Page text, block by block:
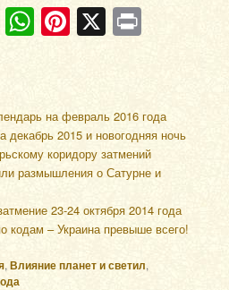
ViberWhatsApp
Pinterest
X
на февраль 2016 года
декабрь 2015 и новогодняя ночь
коридору затмений
размышления о Сатурне и
23-24 октября 2014 года
кодам – Украина превыше всего!
,Влияние планет и светил,